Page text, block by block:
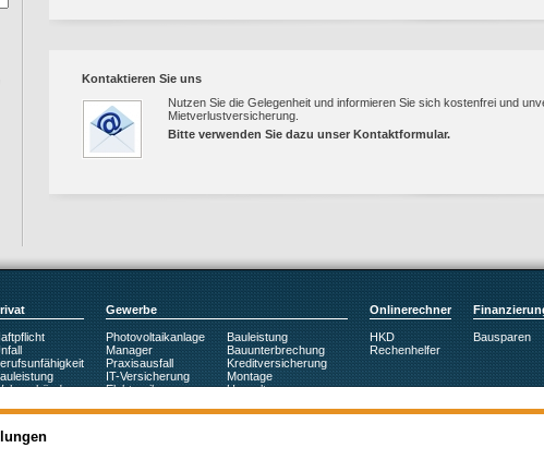
Kontaktieren Sie uns
Nutzen Sie die Gelegenheit und informieren Sie sich kostenfrei und
Mietverlustversicherung.
Bitte verwenden Sie dazu unser Kontaktformular.
Gewerbe
Photovoltaikanlage
Manager
Praxisausfall
IT-Versicherung
Elektronik
Betriebsgebäude
Bauleistung
Bauunterbrechung
Kreditversicherung
Montage
Umwelt
Betriebshaftpflicht
Onlinerechner
HKD
Rechenhelfer
Bausparen